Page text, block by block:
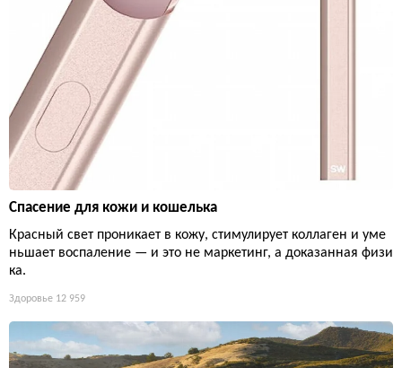
Спасение для кожи и кошелька
Красный свет проникает в кожу, стимулирует коллаген и уме
ньшает воспаление — и это не маркетинг, а доказанная физи
ка.
Здоровье 12 959